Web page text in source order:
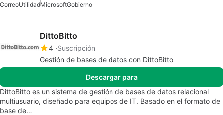
CorreoUtilidadMicrosoftGobierno
DittoBitto
4 Suscripción
Gestión de bases de datos con DittoBitto
Descargar para
DittoBitto es un sistema de gestión de bases de datos relacional
multiusuario, diseñado para equipos de IT. Basado en el formato de
base de…